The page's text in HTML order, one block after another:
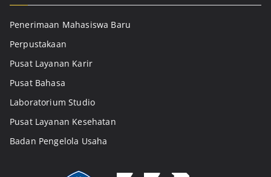
Penerimaan Mahasiswa Baru
Perpustakaan
Pusat Layanan Karir
Pusat Bahasa
Laboratorium Studio
Pusat Layanan Kesehatan
Badan Pengelola Usaha